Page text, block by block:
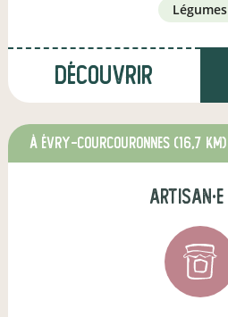
légumes
Découvrir
à Évry-Courcouronnes (16,7 km)
artisan·e